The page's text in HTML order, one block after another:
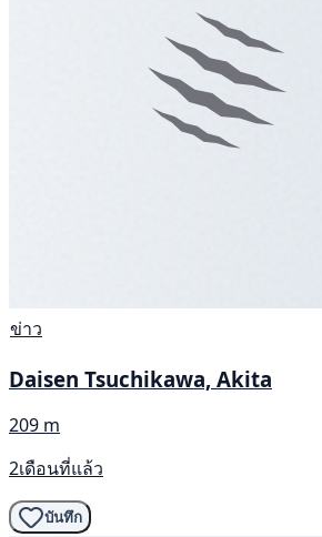
ข่าว
Daisen Tsuchikawa, Akita
209 m
2เดือนที่แล้ว
บันทึก